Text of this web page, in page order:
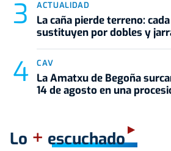
ACTUALIDAD
La caña pierde terreno:
sustituyen por dobles y
CAV
La Amatxu de Begoña
14 de agosto en una
Lo + escuchado